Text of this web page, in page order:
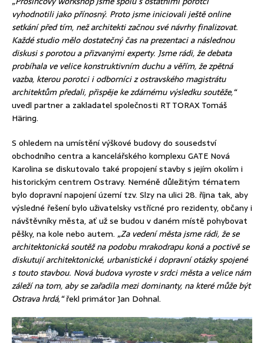
vyhodnotili jako přínosný. Proto jsme iniciovali ještě online
setkání před tím, než architekti začnou své návrhy finalizovat.
Každé studio mělo dostatečný čas na prezentaci a následnou
diskusi s porotou a přizvanými experty. Jsme rádi, že debata
probíhala ve velice konstruktivním duchu a věřím, že zpětná
vazba, kterou porotci i odborníci z ostravského magistrátu
architektům předali, přispěje ke zdárnému výsledku soutěže,“
uvedl partner a zakladatel společnosti RT TORAX Tomáš
Häring.
S ohledem na umístění výškové budovy do sousedství
obchodního centra a kancelářského komplexu GATE Nová
Karolina se diskutovalo také propojení stavby s jejím okolím i
historickým centrem Ostravy. Neméně důležitým tématem
bylo dopravní napojení území tzv. Slzy na ulici 28. října tak, aby
výsledné řešení bylo uživatelsky vstřícné pro rezidenty, občany i
návštěvníky města, ať už se budou v daném místě pohybovat
pěšky, na kole nebo autem. „Za vedení města jsme rádi, že se
architektonická soutěž na podobu mrakodrapu koná a poctivě se
diskutují architektonické, urbanistické i dopravní otázky spojené
s touto stavbou. Nová budova vyroste v srdci města a velice nám
záleží na tom, aby se zařadila mezi dominanty, na které může být
Ostrava hrdá,“řekl primátor Jan Dohnal.